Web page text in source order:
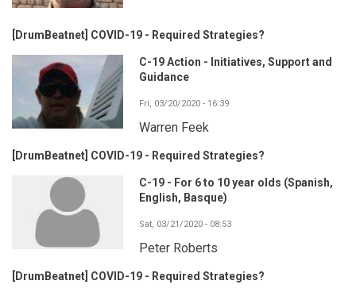
[DrumBeatnet] COVID-19 - Required Strategies?
C-19 Action - Initiatives, Support and
Guidance
Fri, 03/20/2020 - 16:39
Warren Feek
[DrumBeatnet] COVID-19 - Required Strategies?
C-19 - For 6 to 10 year olds (Spanish,
English, Basque)
Sat, 03/21/2020 - 08:53
Peter Roberts
[DrumBeatnet] COVID-19 - Required Strategies?